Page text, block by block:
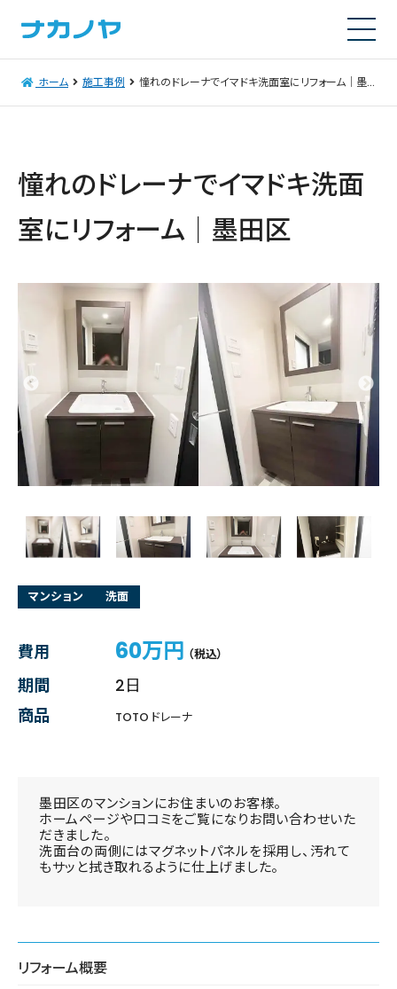
ホーム 施工事例 憧れのドレーナでイマドキ洗面室にリフォーム｜墨田区
憧れのドレーナでイマドキ洗面
室にリフォーム｜墨田区
マンション 洗面
費用 60万円 （税込）
期間
2日
商品
TOTO ドレーナ
墨田区のマンションにお住まいのお客様。
ホームページや口コミをご覧になりお問い合わせいた
だきました。
洗面台の両側にはマグネットパネルを採用し、汚れて
もサッと拭き取れるように仕上げました。
リフォーム概要